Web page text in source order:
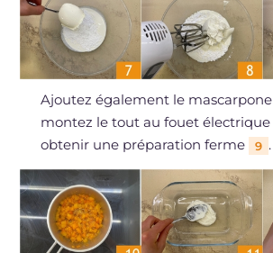
Ajoutez également le mascarpone
montez le tout au fouet électrique
obtenir une préparation ferme
9 .